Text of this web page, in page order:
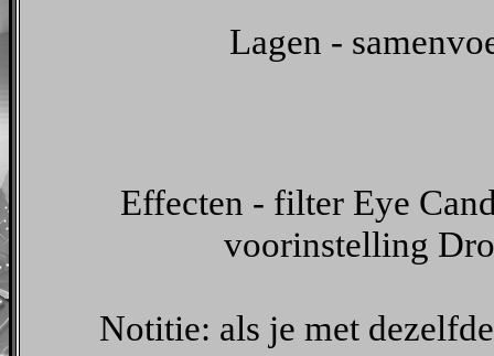
Lagen -
Effecten - filter Eye
voorinstelling
Notitie: als je met